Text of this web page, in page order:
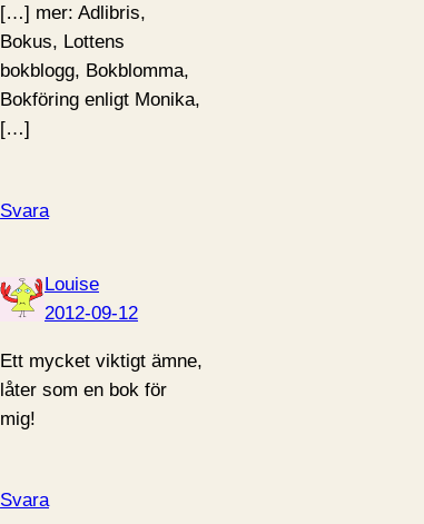
[…] mer: Adlibris,
Bokus, Lottens
bokblogg, Bokblomma,
Bokföring enligt Monika,
[…]
Svara
Louise
2012-09-12
Ett mycket viktigt ämne,
låter som en bok för
mig!
Svara